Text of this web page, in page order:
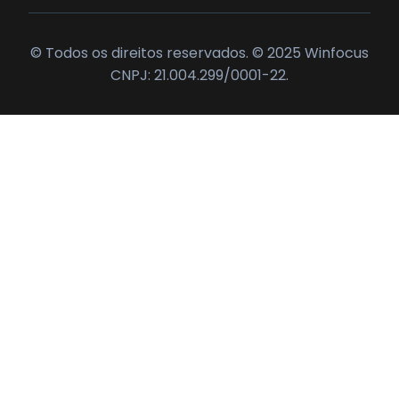
© Todos os direitos reservados. © 2025 Winfocus
CNPJ: 21.004.299/0001-22.